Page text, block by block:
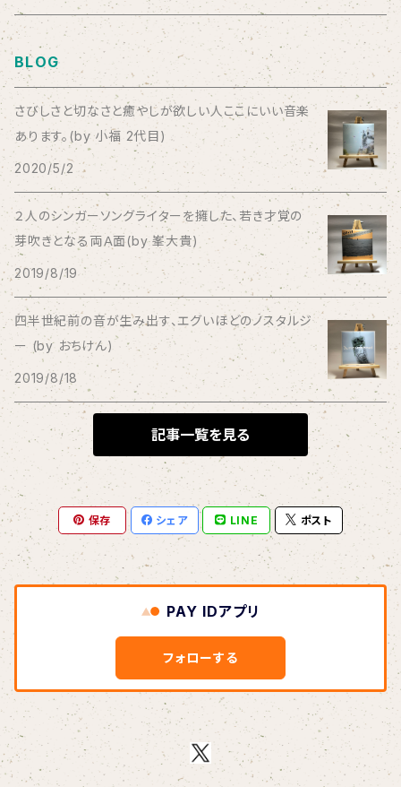
Aysula
Bad Operation
Bagus!
BBBBBBB
The BEG
The Beths
THE BLACK SHANSONS
BLONDnewHALF
Blondy
BOAR HUNTER
bud&harbor
Bulbs Of Passion
B玉
Calme Adiction
BLOG
さびしさと切なさと癒やしが欲しい人ここにいい音楽
あります。(by 小福 2代目)
2020/5/2
２人のシンガーソングライターを擁した、若き才覚の
芽吹きとなる両Ａ面(by 峯大貴)
2019/8/19
四半世紀前の音が生み出す、エグいほどのノスタルジ
ー (by おちけん)
2019/8/18
記事一覧を見る
保存 シェア LINE ポスト
PAY IDアプリ
フォローする